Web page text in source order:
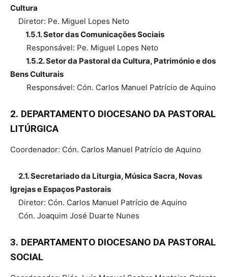
Cultura
Diretor: Pe. Miguel Lopes Neto
1.5.1. Setor das Comunicações Sociais
Responsável: Pe. Miguel Lopes Neto
1.5.2. Setor da Pastoral da Cultura, Património e dos
Bens Culturais
Responsável: Cón. Carlos Manuel Patrício de Aquino
2. DEPARTAMENTO DIOCESANO DA PASTORAL
LITÚRGICA
Coordenador: Cón. Carlos Manuel Patrício de Aquino
2.1. Secretariado da Liturgia, Música Sacra, Novas
Igrejas e Espaços Pastorais
Diretor: Cón. Carlos Manuel Patrício de Aquino
Cón. Joaquim José Duarte Nunes
3. DEPARTAMENTO DIOCESANO DA PASTORAL
SOCIAL